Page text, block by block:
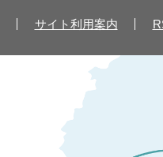
サイト利用案内